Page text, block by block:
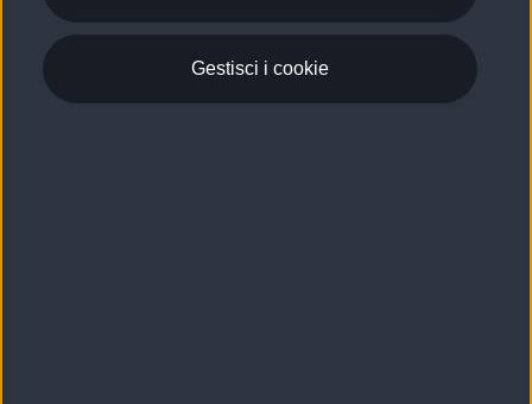
Gestisci i cookie